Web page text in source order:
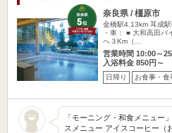
奈良県 / 橿原市
金橋駅4.13km 耳成
・車： ■ 大和高田バ
へ３Km（…
営業時間 10:00～
入浴料金 850円～
日帰り お食事・食
「モーニング・和食メニュ
スメニュー アイスコーヒー（